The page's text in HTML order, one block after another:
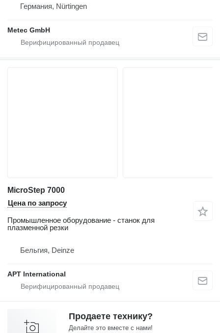
Германия, Nürtingen
Metec GmbH
MicroStep 7000
Цена по запросу
Промышленное оборудование - станок для
плазменной резки
Бельгия, Deinze
APT International
Продаете технику?
Делайте это вместе с нами!